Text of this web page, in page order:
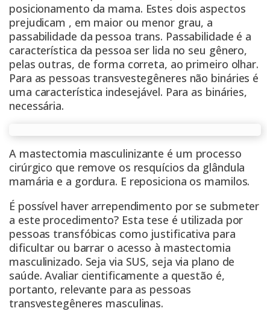
posicionamento da mama. Estes dois aspectos
prejudicam , em maior ou menor grau, a
passabilidade da pessoa trans. Passabilidade é a
característica da pessoa ser lida no seu gênero,
pelas outras, de forma correta, ao primeiro olhar.
Para as pessoas transvestegêneres não bináries é
uma característica indesejável. Para as bináries,
necessária.
A mastectomia masculinizante é um processo
cirúrgico que remove os resquícios da glândula
mamária e a gordura. E reposiciona os mamilos.
É possível haver arrependimento por se submeter
a este procedimento? Esta tese é utilizada por
pessoas transfóbicas como justificativa para
dificultar ou barrar o acesso à mastectomia
masculinizado. Seja via SUS, seja via plano de
saúde. Avaliar cientificamente a questão é,
portanto, relevante para as pessoas
transvestegêneres masculinas.